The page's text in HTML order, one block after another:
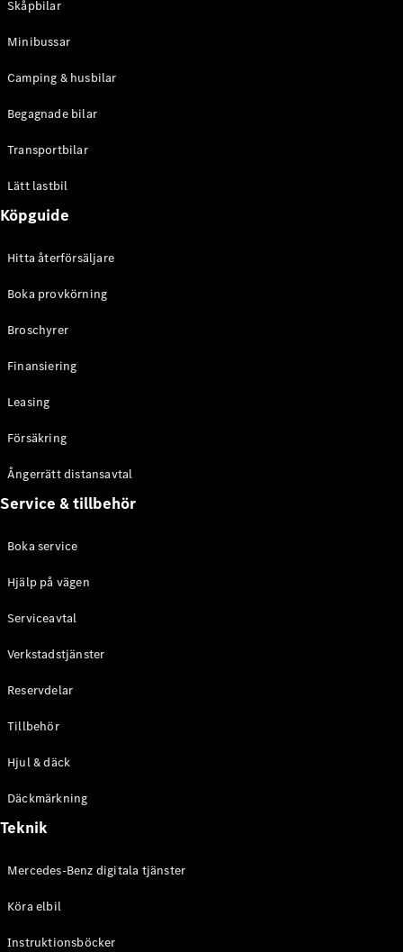
Alla
eSprinter
eSprinter
eSprinter
Flakbil
Konfigurator
återförsäljare
Alla eVito
eVito
Elektrisk
eVito
Hitta din
återförsäljare
Alla eCitan
Skåpbil
Hitta din
Skåpbilar
Minibussar
Camping & husbilar
Begagnade bilar
Transportbilar
Lätt lastbil
Köpguide
Hitta återförsäljare
Boka provkörning
Broschyrer
Finansiering
Leasing
Försäkring
Ångerrätt distansavtal
Service & tillbehör
Boka service
Hjälp på vägen
Serviceavtal
Verkstadstjänster
Reservdelar
Tillbehör
Hjul & däck
Däckmärkning
Teknik
Mercedes-Benz digitala tjänster
Köra elbil
Instruktionsböcker